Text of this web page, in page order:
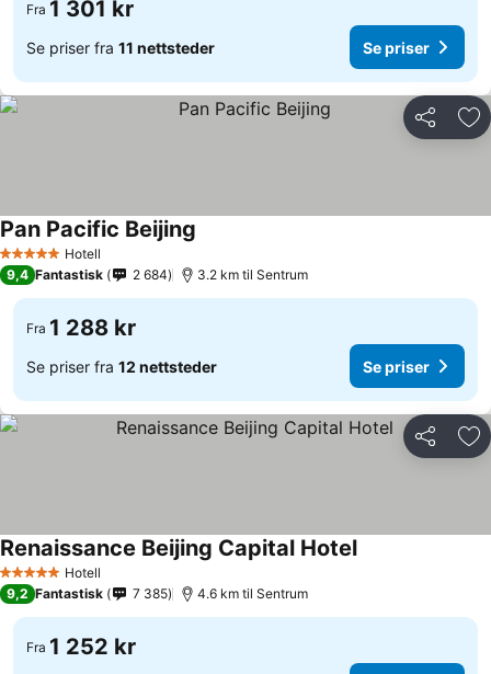
Fra 1 301 kr
Se priser fra 11 nettsteder Se priser
Del
5 Stjerner Hotell
Pan Pacific Beijing
9,4 Fantastisk 2 684 3.2 km til Sentrum
Fra 1 288 kr
Se priser fra 12 nettsteder Se priser
Del
5 Stjerner Hotell
Renaissance Beijing Capital HotelSe priser
9,2 Fantastisk 7 385 4.6 km til Sentrum
Fra 1 252 kr